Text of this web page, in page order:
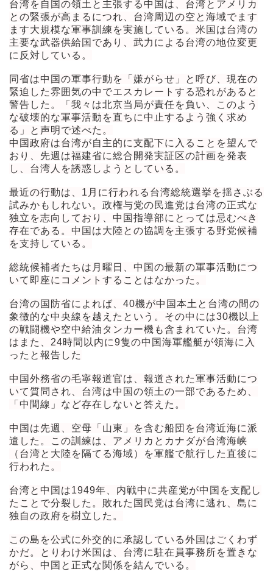
台湾を自国の領土と主張する中国は、台湾とアメリカ
との緊張が高まるにつれ、台湾周辺の空と海域でます
ます大規模な軍事訓練を実施している。米国は台湾の
主要な武器供給国であり、武力による台湾の地位変更
に反対している。
同省は中国の軍事行動を「嫌がらせ」と呼び、現在の
緊迫した雰囲気の中でエスカレートする恐れがあると
警告した。「我々は北京当局が責任を負い、このよう
な破壊的な軍事活動を直ちに中止するよう強く求め
る」と声明で述べた。
中国政府は台湾が自主的に支配下に入ることを望んで
おり、先週は福建省に総合開発実証区の計画を発表
し、台湾人を誘惑しようとしている。
最近の行動は、1月に行われる台湾総統選挙を揺さぶる
試みかもしれない。政権与党の民進党は台湾の正式な
独立を志向しており、中国指導部にとっては忌むべき
存在である。中国は大陸との協調を主張する野党候補
を支持している。
総統候補者たちは月曜日、中国の最新の軍事活動につ
いて即座にコメントすることはなかった。
台湾の国防省によれば、40機が中国本土と台湾の間の
象徴的な中央線を越えたという。その中には30機以上
の戦闘機や空中給油タンカー機も含まれていた。台湾
はまた、24時間以内に9隻の中国海軍艦艇が領海に入
ったと報告した
中国外務省の毛寧報道官は、報道された軍事活動につ
いて質問され、台湾は中国の領土の一部であるため、
「中間線」など存在しないと答えた。
中国は先週、空母「山東」を含む船団を台湾近海に派
遣した。この訓練は、アメリカとカナダが台湾海峡
（台湾と大陸を隔てる海域）を軍艦で航行した直後に
行われた。
台湾と中国は1949年、内戦中に共産党が中国を支配し
たことで分裂した。敗れた国民党は台湾に逃れ、島に
独自の政府を樹立した。
この島を公式に外交的に承認している外国はごくわず
かだ。とりわけ米国は、台湾に駐在員事務所を置きな
がら、中国と正式な関係を結んでいる。